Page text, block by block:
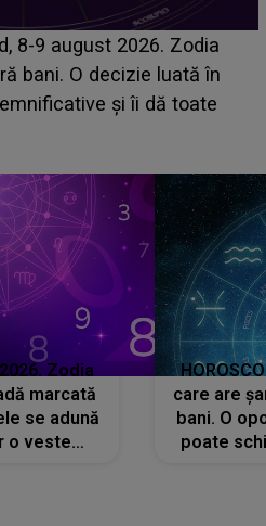
ASCUNS până
din Casa Iubirii
despre mama
eu nu te iubesc pentru
Zodia
marcată
se adună
o veste
care are
bani. O
poate